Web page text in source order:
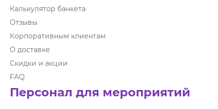
Калькулятор банкета
Отзывы
Корпоративным клиентам
О доставке
Скидки и акции
FAQ
Персонал для мероприятий